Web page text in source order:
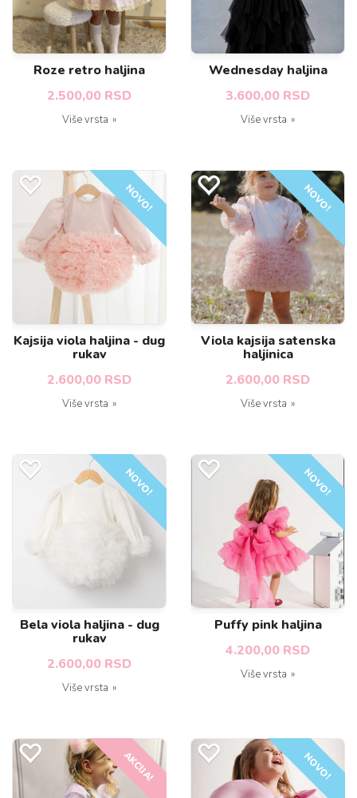
Roze retro haljina
2.500,00 RSD
Više vrsta
Wednesday haljina
3.600,00 RSD
Više vrsta
NOVO!
Kajsija viola haljina - dug
rukav
2.600,00 RSD
Više vrsta
NOVO!
Viola kajsija satenska
haljinica
2.600,00 RSD
Više vrsta
NOVO!
Bela viola haljina - dug
rukav
2.600,00 RSD
Više vrsta
NOVO!
Puffy pink haljina
4.200,00 RSD
Više vrsta
AKCIJA! NOVO!